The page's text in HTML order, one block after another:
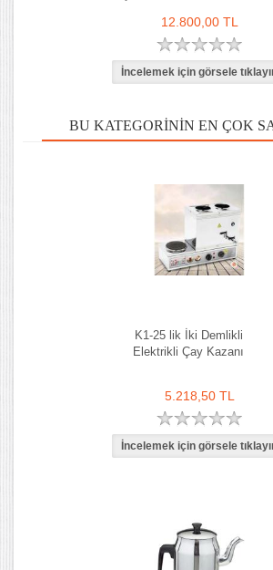
12.800,00 TL
BU KATEGORININ EN ÇOK
K1-25 lik İki Demlikli
Elektrikli Çay Kazanı
5.218,50 TL